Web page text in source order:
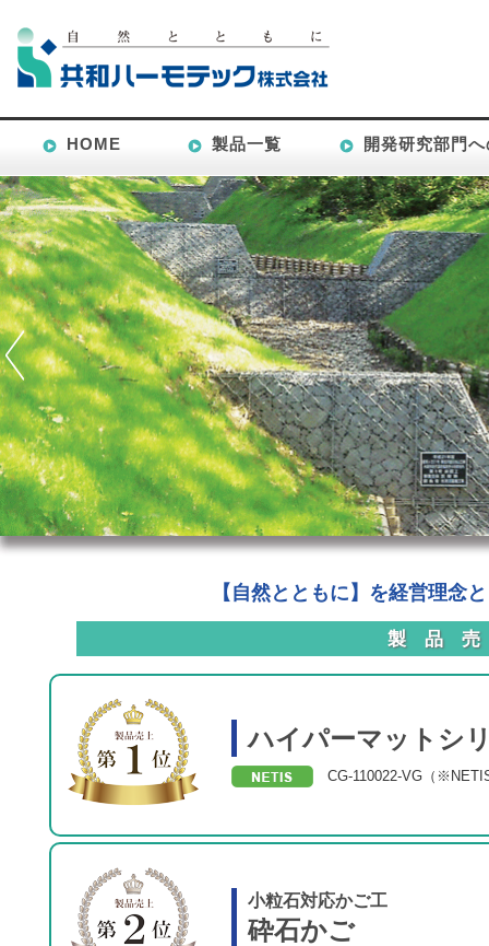
HOME 製品一覧 開発研究部門
【自然とともに】を経営理念
製 品
ハイパーマットシ
CG-110022-VG（
小粒石対応かご工
砕石かご